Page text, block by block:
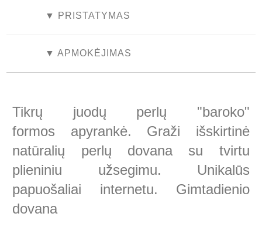
▼ PRISTATYMAS
▼ APMOKĖJIMAS
Tikrų juodų perlų "baroko"
formos apyrankė. Graži išskirtinė
natūralių perlų dovana su tvirtu
plieniniu užsegimu. Unikalūs
papuošaliai internetu. Gimtadienio
dovana